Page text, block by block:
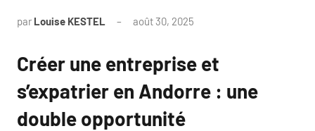
par Louise KESTEL août 30, 2025
Créer une entreprise et
s’expatrier en Andorre : une
double opportunité